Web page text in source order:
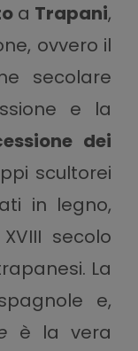
a Trapani,
ovvero il
secolare
e la
dei
scultorei
in legno,
secolo
La
e,
è la vera